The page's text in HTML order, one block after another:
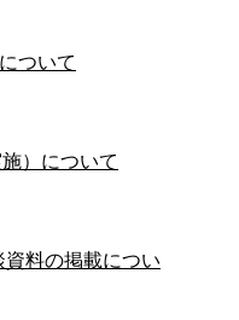
ついて
）について
資料の掲載につい